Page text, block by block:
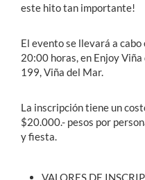
English
este hito tan importante!
El evento se llevará a
20:00 horas, en Enjoy
199, Viña del Mar.
La inscripción tiene un
$20.000.- pesos por
y fiesta.
VALORES DE